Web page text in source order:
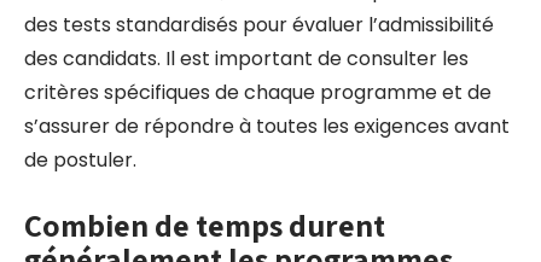
des tests standardisés pour évaluer l’admissibilité
des candidats. Il est important de consulter les
critères spécifiques de chaque programme et de
s’assurer de répondre à toutes les exigences avant
de postuler.
Combien de temps durent